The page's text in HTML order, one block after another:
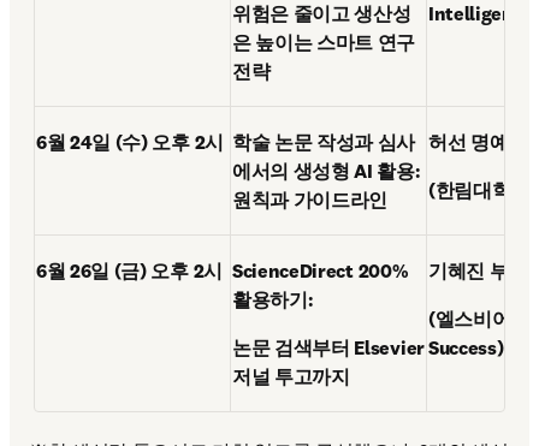
위험은 줄이고 생산성
은 높이는 스마트 연구
전략
Intelligence)
6월 24일 (수) 오후 2시 학술 논문 작성과 심사
에서의 생성형 AI 활용:
원칙과 가이드라인
허선 명예교
(한림대학교
6월 26일 (금) 오후 2시 ScienceDirect 200%
활용하기:
논문 검색부터 Elsevier
저널 투고까지
기혜진 부장
(엘스비어,
Success)